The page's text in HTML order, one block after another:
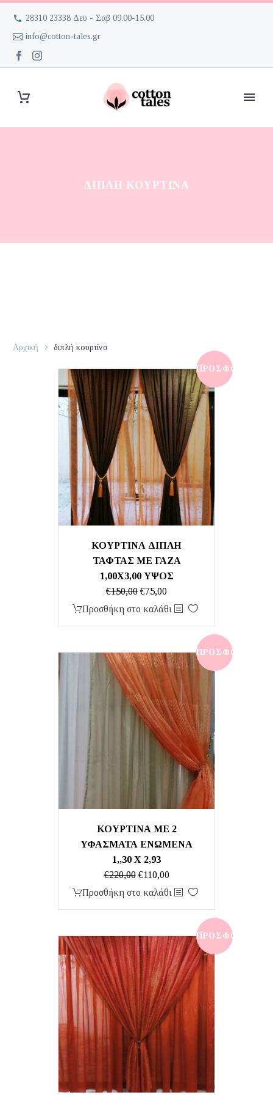
28310 23338 Δευ - Σαβ 09.00-15.00
info@cotton-tales.gr
ΔΙΠΛΉ ΚΟΥΡΤΊΝΑ
Αρχική διπλή κουρτίνα
ΠΡΟΣΦΟΡΆ!
ΚΟΥΡΤΙΝΑ ΔΙΠΛΗ
ΤΑΦΤΑΣ ΜΕ ΓΑΖΑ
1,00Χ3,00 ΥΨΟΣ
€150,00 Original
price
€75,00Η
τρέχουσα
€75,00.
Προσθήκη στο καλάθι
ΠΡΟΣΦΟΡΆ!
ΚΟΥΡΤΙΝΑ ΜΕ 2
ΥΦΑΣΜΑΤΑ ΕΝΩΜΕΝΑ
1,,30 Χ 2,93
€220,00 Original
price
€110,00Η
τρέχουσα
€110,00.
Προσθήκη στο καλάθι
ΠΡΟΣΦΟΡΆ!